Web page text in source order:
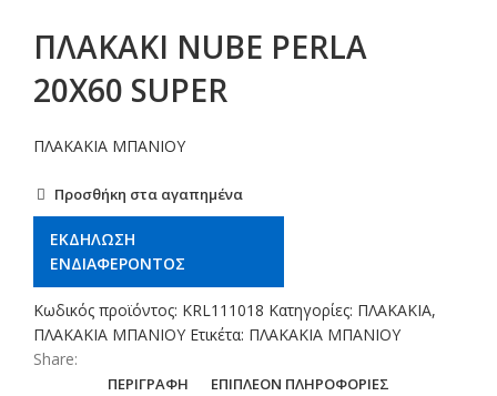
ΠΛΑΚΑΚΙ NUBE PERLA
20X60 SUPER
ΠΛΑΚΑΚΙΑ ΜΠΑΝΙΟΥ
Προσθήκη στα αγαπημένα
ΕΚΔΗΛΩΣΗ
ΕΝΔΙΑΦΕΡΟΝΤΟΣ
Κωδικός προϊόντος: KRL111018 Κατηγορίες: ΠΛΑΚΑΚΙΑ,
ΠΛΑΚΑΚΙΑ ΜΠΑΝΙΟΥ Ετικέτα: ΠΛΑΚΑΚΙΑ ΜΠΑΝΙΟΥ
Share:
ΠΕΡΙΓΡΑΦΉ ΕΠΙΠΛΈΟΝ ΠΛΗΡΟΦΟΡΊΕΣ